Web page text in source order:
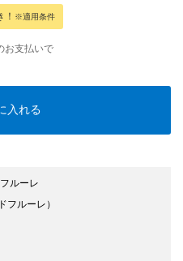
！ ※適用条件
お支払いで
入れる
ルーレ
フルーレ）